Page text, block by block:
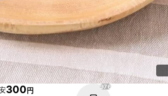
300円 976